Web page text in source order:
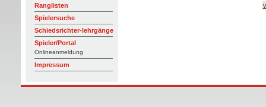
Ranglisten
Spielersuche
Schiedsrichter-lehrgänge
Spieler/Portal
Onlineanmeldung
Impressum